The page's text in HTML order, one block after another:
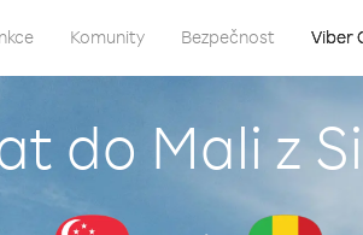
Komunity Bezpečnost Viber
do Mali z